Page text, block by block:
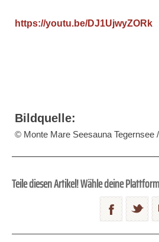
https://youtu.be/DJ1UjwyZORk
Bildquelle:
© Monte Mare Seesauna Tegernsee /
Teile diesen Artikel! Wähle deine